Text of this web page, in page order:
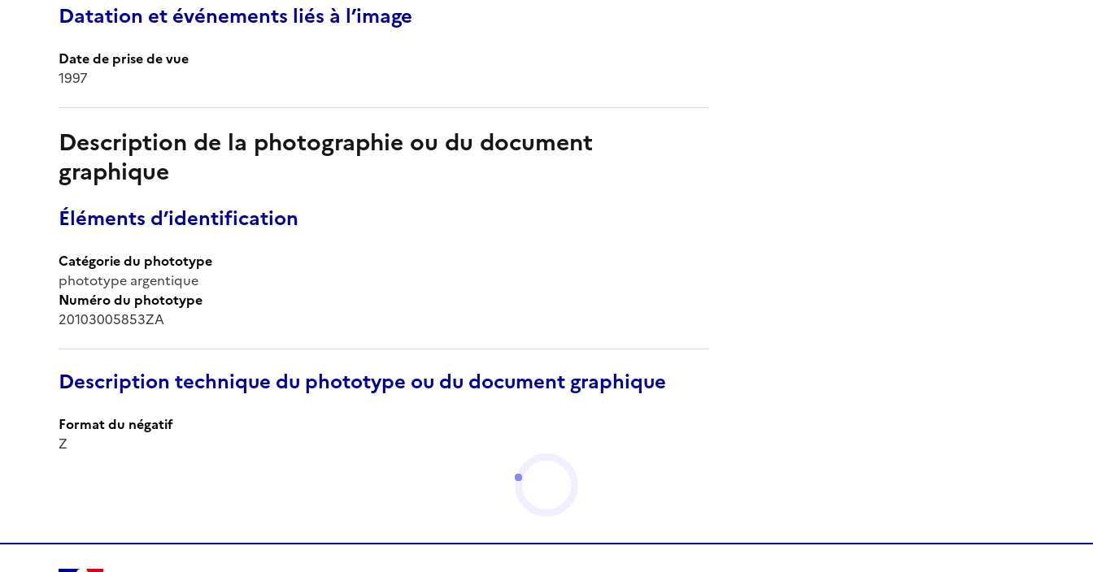
Datation et événements liés à l’image
Date de prise de vue
1997
Description de la photographie ou du document
graphique
Éléments d’identification
Catégorie du phototype
phototype argentique
Numéro du phototype
20103005853ZA
Description technique du phototype ou du document graphique
Format du négatif
Z